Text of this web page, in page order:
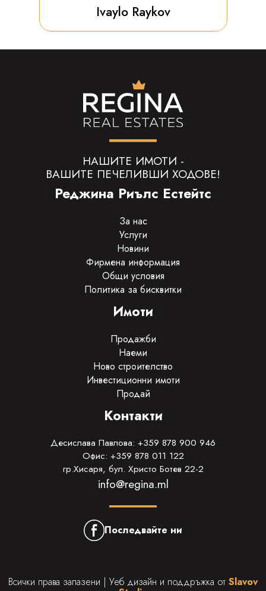
Ivaylo Raykov
НАШИТЕ ИМОТИ -
ВАШИТЕ ПЕЧЕЛИВШИ ХОДОВЕ!
Реджина Риълс Естейтс
За нас
Услуги
Новини
Фирмена информация
Общи условия
Политика за бисквитки
Имоти
Продажби
Наеми
Ново строителство
Инвестиционни имоти
Продай
Контакти
Десислава Павлова: +359 878 900 946
Офис: +359 878 011 122
гр.Хисаря, бул. Христо Ботев 22-2
info@regina.ml
Последвайте ни
Всички права запазени | Уеб дизайн и поддръжка от Slavov